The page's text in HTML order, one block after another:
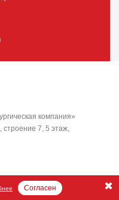
компания»
строение 7, 5 этаж,
Согласен